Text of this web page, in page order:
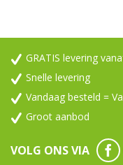
GRATIS levering
Snelle levering
Vandaag besteld =
Groot aanbod
VOLG ONS VIA